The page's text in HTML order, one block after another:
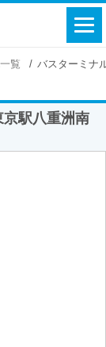
覧 バスターミナ
駅八重洲南